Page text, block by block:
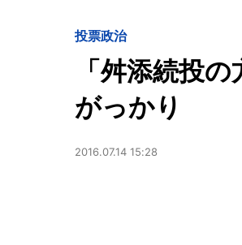
投票政治
「舛添続投
がっかり
2016.07.14 15:28